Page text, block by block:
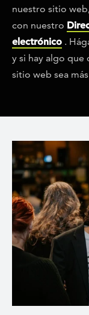
nuestro sitio
con nuestro
electrónico .
y si hay algo que
sitio web sea